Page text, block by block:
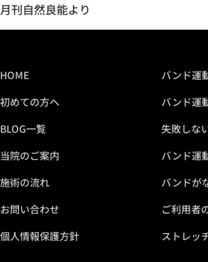
月刊自然良能より
HOME
初めての方へ
BLOG一覧
当院のご案内
施術の流れ
お問い合わせ
個人情報保護方針
バンド運
バンド運
失敗しな
バンド運
バンドが
ご利用者
ストレッ